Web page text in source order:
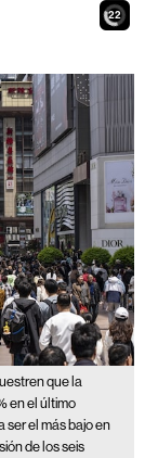
20
que la
en el último
ser el más bajo en
de los seis